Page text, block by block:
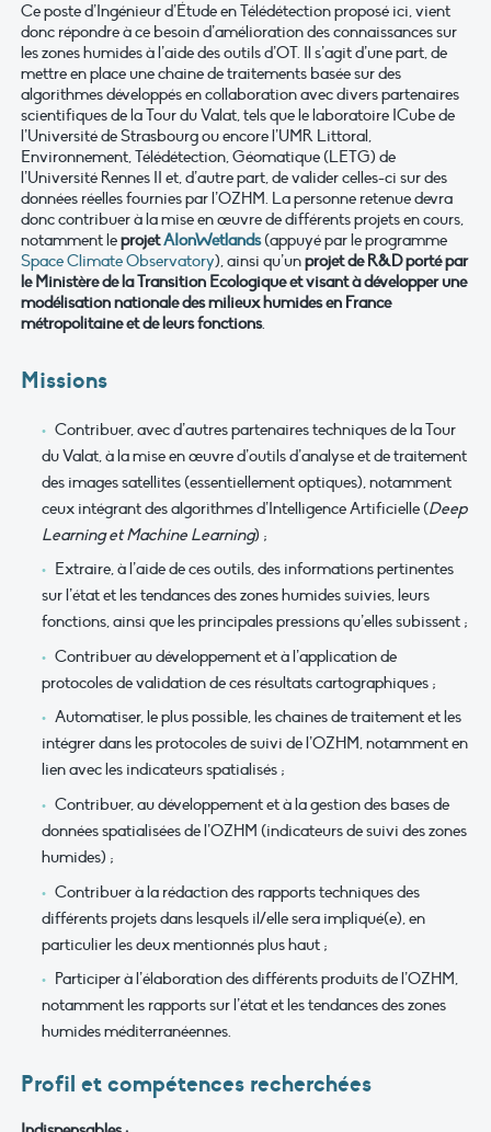
Ce poste d’Ingénieur d’Étude en Télédétection proposé ici, vient
donc répondre à ce besoin d’amélioration des connaissances sur
les zones humides à l’aide des outils d’OT. Il s’agit d’une part, de
mettre en place une chaine de traitements basée sur des
algorithmes développés en collaboration avec divers partenaires
scientifiques de la Tour du Valat, tels que le laboratoire ICube de
l’Université de Strasbourg ou encore l’UMR Littoral,
Environnement, Télédétection, Géomatique (LETG) de
l’Université Rennes II et, d’autre part, de valider celles-ci sur des
données réelles fournies par l’OZHM. La personne retenue devra
donc contribuer à la mise en œuvre de différents projets en cours,
notamment leprojetAIonWetlands(appuyé par le programme
Space Climate Observatory), ainsi qu’unprojet de R&D porté par
le Ministère de la Transition Ecologique et visant à développer une
modélisation nationale des milieux humides en France
métropolitaine et de leurs fonctions.
Missions
Contribuer, avec d’autres partenaires techniques de la Tour
du Valat, à la mise en œuvre d’outils d’analyse et de traitement
des images satellites (essentiellement optiques), notamment
ceux intégrant des algorithmes d’Intelligence Artificielle (Deep
Learning et Machine Learning) ;
Extraire, à l’aide de ces outils, des informations pertinentes
sur l’état et les tendances des zones humides suivies, leurs
fonctions, ainsi que les principales pressions qu’elles subissent ;
Contribuer au développement et à l’application de
protocoles de validation de ces résultats cartographiques ;
Automatiser, le plus possible, les chaines de traitement et les
intégrer dans les protocoles de suivi de l’OZHM, notamment en
lien avec les indicateurs spatialisés ;
Contribuer, au développement et à la gestion des bases de
données spatialisées de l’OZHM (indicateurs de suivi des zones
humides) ;
Contribuer à la rédaction des rapports techniques des
différents projets dans lesquels il/elle sera impliqué(e), en
particulier les deux mentionnés plus haut ;
Participer à l’élaboration des différents produits de l’OZHM,
notamment les rapports sur l’état et les tendances des zones
humides méditerranéennes.
Profil et compétences recherchées